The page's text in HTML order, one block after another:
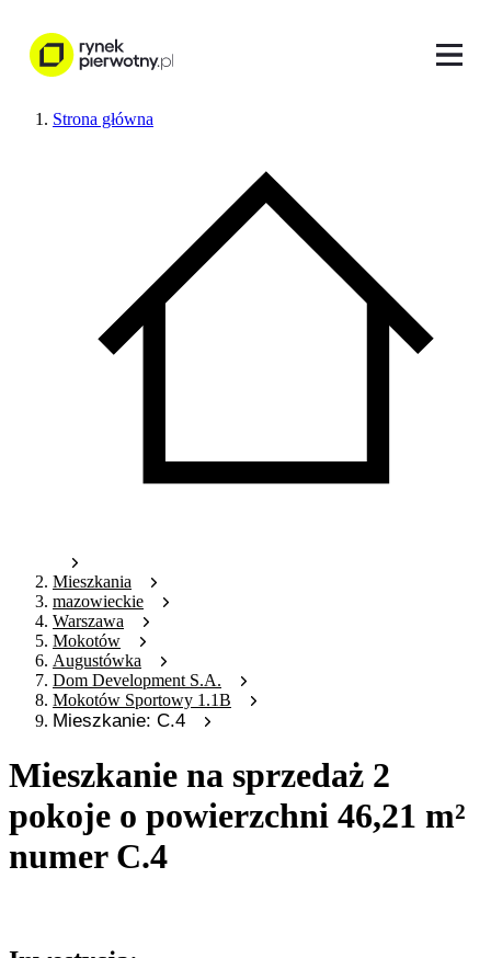
Strona główna
Mieszkania
mazowieckie
Warszawa
Mokotów
Augustówka
Dom Development S.A.
Mokotów Sportowy 1.1B
Mieszkanie: C.4
Mieszkanie na sprzedaż 2
pokoje o powierzchni 46,21 m²
numer C.4